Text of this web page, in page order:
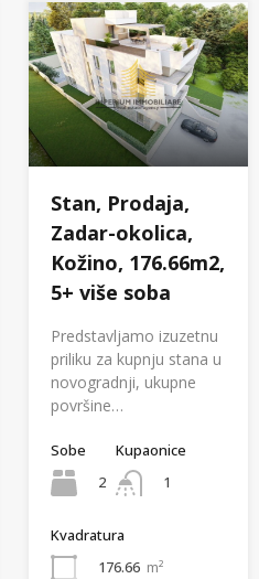
Stan, Prodaja,
Zadar-okolica,
Kožino, 176.66m2,
5+ više soba
Predstavljamo izuzetnu
priliku za kupnju stana u
novogradnji, ukupne
površine…
Sobe
2
Kupaonice
1
Kvadratura
176.66 m²